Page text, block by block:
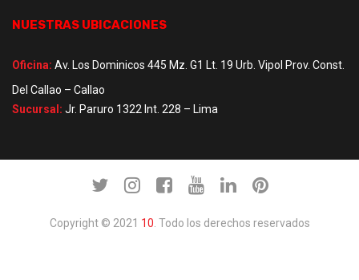
NUESTRAS UBICACIONES
Oficina: Av. Los Dominicos 445 Mz. G1 Lt. 19 Urb. Vipol Prov. Const.
Del Callao – Callao
Sucursal: Jr. Paruro 1322 Int. 228 – Lima
Copyright © 2021 10 . Todo los derechos reservados